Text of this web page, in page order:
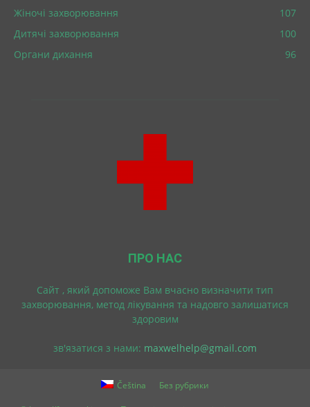
Жіночі захворювання
107
Дитячі захворювання
100
Органи дихання
96
ПРО НАС
Cайт , який допоможе Вам вчасно визначити тип
захворювання, метод лікування та надовго залишатися
здоровим
зв'язатися з нами: maxwelhelp@gmail.com
Čeština Без рубрики